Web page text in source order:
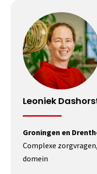
Leoniek
Groningen en
Complexe
domein